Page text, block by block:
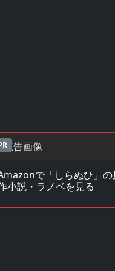
で「しらぬひ」の
小説・ラノベを見る